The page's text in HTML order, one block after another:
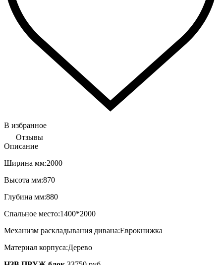
В избранное
Отзывы
Описание
Ширина мм:2000
Высота мм:870
Глубина мм:880
Спальное место:1400*2000
Механизм раскладывания дивана:Еврокнижка
Материал корпуса:Дерево